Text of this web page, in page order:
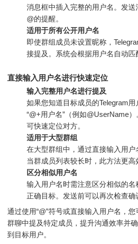
消息框中插入完整的用户名。发
@的提醒。
适用于所有公开用户名
即使群组成员未设置昵称，
接提及。系统会根据用户名自动匹
直接输入用户名进行快速定位
输入完整用户名进行提及
如果您知道目标成员的Telegram
“@+用户名”（例如@UserName
可快速定位对方。
适用于大型群组
在大型群组中，通过直接输入用
当群成员列表较长时，此方法更高
区分相似用户名
输入用户名时需注意区分相似的
正确目标。发送前可以再次检查确
通过使用“@”符号或直接输入用户名，
群聊中提及特定成员，提升沟通效率并
到目标用户。